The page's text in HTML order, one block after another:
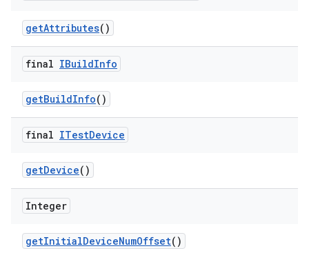
getAttributes()
final IBuildInfo
getBuildInfo()
final ITestDevice
getDevice()
Integer
getInitialDeviceNumOffset()